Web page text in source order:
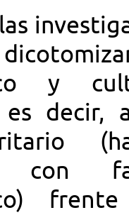
y
es decir,
con